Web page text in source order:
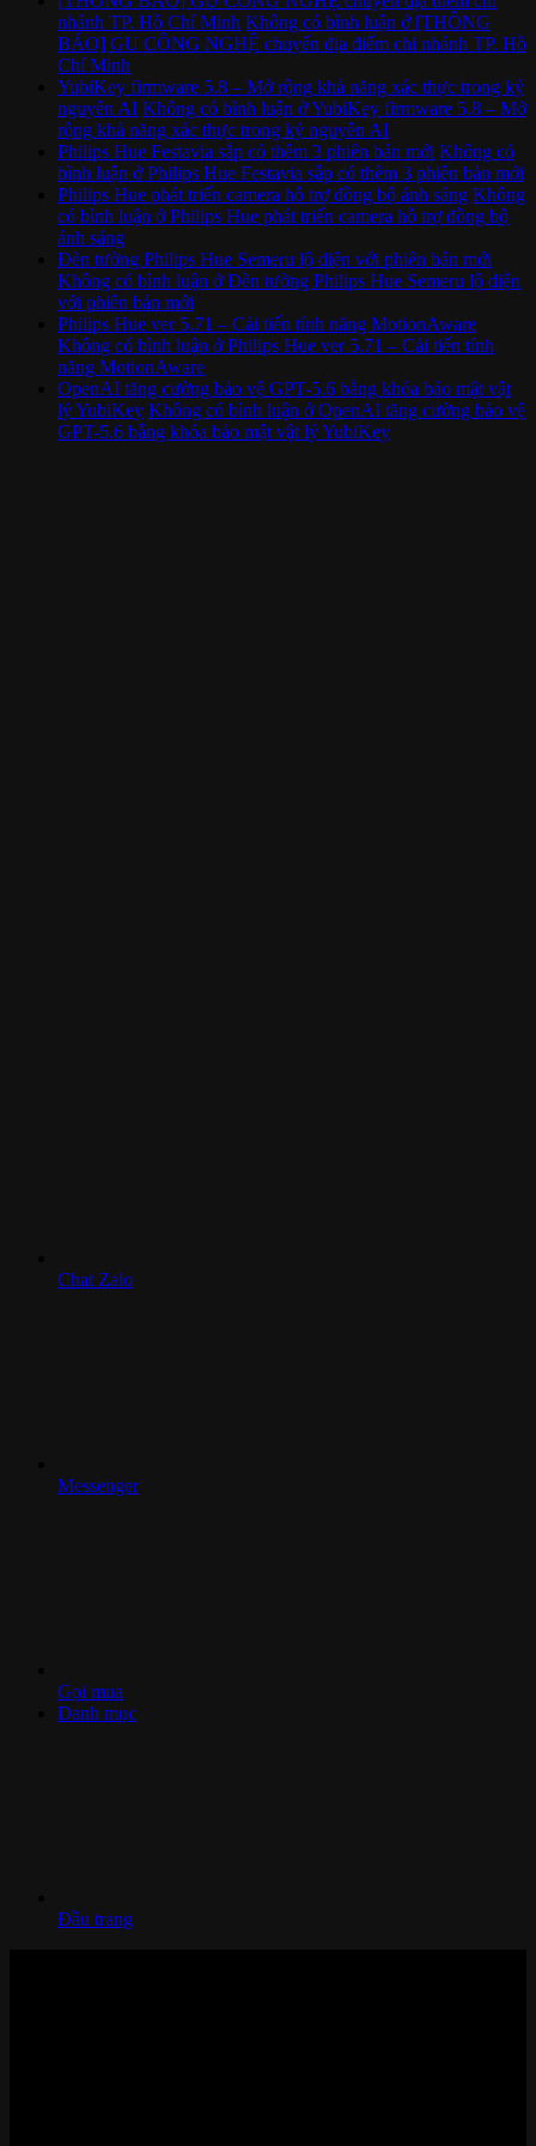
nhánh TP. Hồ Chí Minh Không có bình luận ở [THÔNG
BÁO] GU CÔNG NGHỆ chuyển địa điểm chi nhánh TP. Hồ
Chí Minh
YubiKey firmware 5.8 – Mở rộng khả năng xác thực trong kỷ
nguyên AI Không có bình luận ở YubiKey firmware 5.8 – Mở
rộng khả năng xác thực trong kỷ nguyên AI
Philips Hue Festavia sắp có thêm 3 phiên bản mới Không có
bình luận ở Philips Hue Festavia sắp có thêm 3 phiên bản mới
Philips Hue phát triển camera hỗ trợ đồng bộ ánh sáng Không
có bình luận ở Philips Hue phát triển camera hỗ trợ đồng bộ
ánh sáng
Đèn tường Philips Hue Semeru lộ diện với phiên bản mới
Không có bình luận ở Đèn tường Philips Hue Semeru lộ diện
với phiên bản mới
Philips Hue ver 5.71 – Cải tiến tính năng MotionAware
Không có bình luận ở Philips Hue ver 5.71 – Cải tiến tính
năng MotionAware
OpenAI tăng cường bảo vệ GPT-5.6 bằng khóa bảo mật vật
lý YubiKey Không có bình luận ở OpenAI tăng cường bảo vệ
GPT-5.6 bằng khóa bảo mật vật lý YubiKey
Chat Zalo
Messenger
Gọi mua
Danh mục
Đầu trang